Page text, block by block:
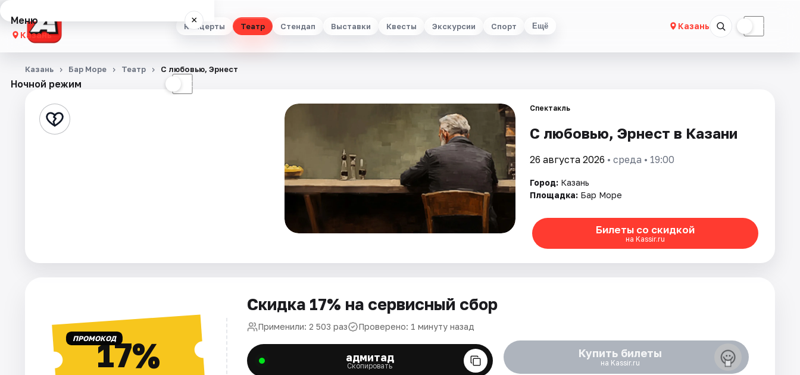
Концерты Театр Стендап Выставки Квесты Экскурсии Спорт Ещё Казань ☾
Меню ×
Казань
Концерты
Стендап
Площадки
Ночной режим ☾
Казань Бар Море Театр С любовью, Эрнест
Спектакль
С любовью, Эрнест в Казани
26 августа 2026 • среда • 19:00
Город: Казань
Площадка: Бар Море
Билеты со скидкой
на Kassir.ru
ПРОМОКОД17%
Скидка 17% на сервисный сбор
Применили: 2 503 раз Проверено: 1 минуту назад
адмитад
Скопировать
Купить билеты
на Kassir.ru